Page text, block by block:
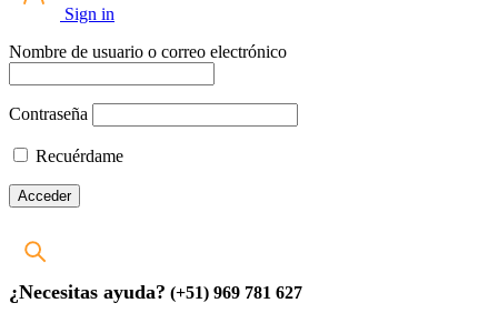
Sign in
Nombre de usuario o correo electrónico
Contraseña
Recuérdame
¿Necesitas ayuda? (+51) 969 781 627